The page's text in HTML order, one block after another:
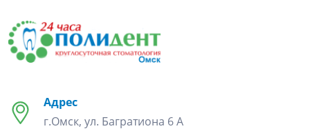
Адрес
г.Омск, ул. Багратиона 6 А